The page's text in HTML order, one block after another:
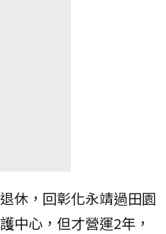
休，回彰化永靖過田園
中心，但才營運2年，